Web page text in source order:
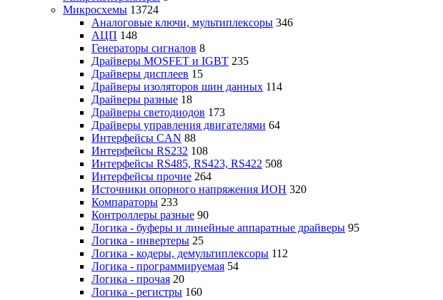
Микросхемы 13724
Аналоговые ключи, мультиплексоры 346
АЦП 148
Генераторы сигналов 8
Драйверы MOSFET и IGBT 235
Драйверы дисплеев 15
Драйверы изоляторов шин данных 114
Драйверы разные 18
Драйверы светодиодов 173
Драйверы управления двигателями 64
Интерфейсы CAN 88
Интерфейсы RS232 108
Интерфейсы RS485, RS423, RS422 508
Интерфейсы прочие 264
Источники опорного напряжения ИОН 320
Компараторы 233
Контроллеры разные 90
Логика - буферы и линейные аппаратные драйверы 95
Логика - инвертеры 25
Логика - кодеры, демультиплексоры 112
Логика - программируемая 54
Логика - прочая 20
Логика - регистры 160